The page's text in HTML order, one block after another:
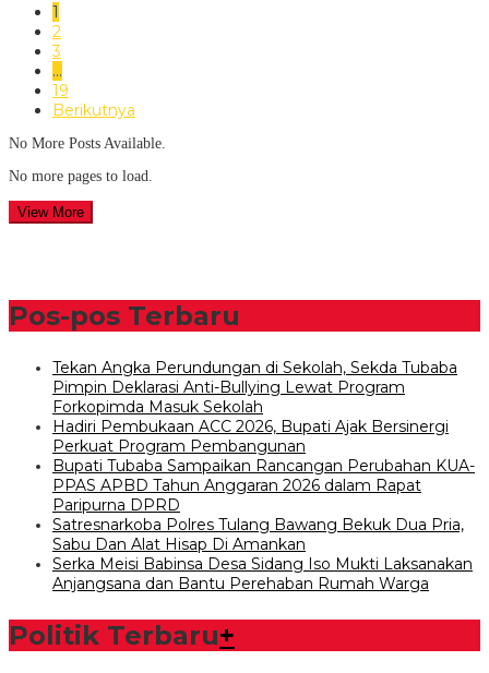
1
2
3
…
19
Berikutnya
No More Posts Available.
No more pages to load.
View More
Pos-pos Terbaru
Tekan Angka Perundungan di Sekolah, Sekda Tubaba
Pimpin Deklarasi Anti-Bullying Lewat Program
Forkopimda Masuk Sekolah
Hadiri Pembukaan ACC 2026, Bupati Ajak Bersinergi
Perkuat Program Pembangunan
Bupati Tubaba Sampaikan Rancangan Perubahan KUA-
PPAS APBD Tahun Anggaran 2026 dalam Rapat
Paripurna DPRD
Satresnarkoba Polres Tulang Bawang Bekuk Dua Pria,
Sabu Dan Alat Hisap Di Amankan
Serka Meisi Babinsa Desa Sidang Iso Mukti Laksanakan
Anjangsana dan Bantu Perehaban Rumah Warga
Politik Terbaru+